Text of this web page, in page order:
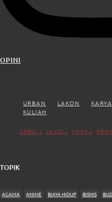
OPINI
URBAN LAKON KARYA
KULIAH
URBAN LAKON KARYA
TOPIK
AGAMA ANIME BIAYA HIDUP BISNIS